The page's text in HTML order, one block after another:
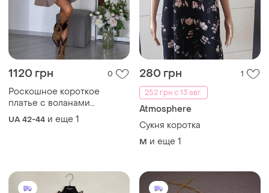
1120 грн 0
Роскошное короткое
платье с воланами
длинный рукав ткань креп
костюмка
UA 42-44 и еще 1
280 грн
1
252 грн с 13 авг.
Atmosphere
Сукня коротка
M и еще 1